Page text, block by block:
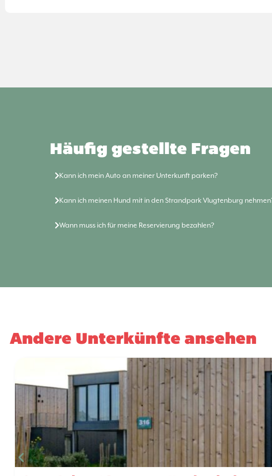
Häufig gestellte Fragen
Kann ich mein Auto an meiner Unterkunft parken?
Kann ich meinen Hund mit in den Strandpark Vlugtenburg
Wann muss ich für meine Reservierung bezahlen?
Andere Unterkünfte ansehen